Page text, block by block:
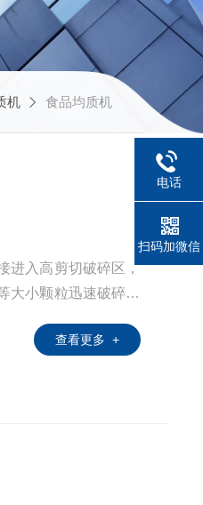
机 食品均质机
进入高剪切破碎区，
大小颗粒迅速破碎，
查看更多 +
电话
扫码加微信